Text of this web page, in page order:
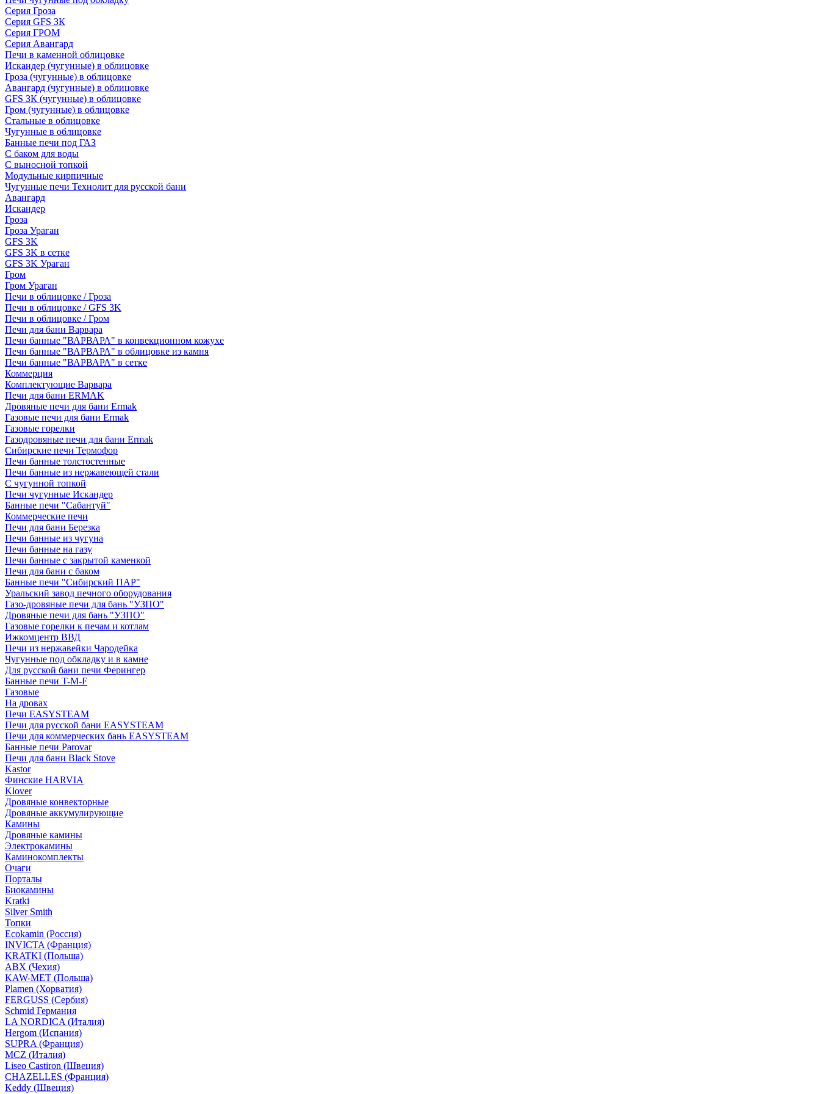
Серия Гроза
Серия GFS ЗК
Серия ГРОМ
Серия Авангард
Печи в каменной облицовке
Искандер (чугунные) в облицовке
Гроза (чугунные) в облицовке
Авангард (чугунные) в облицовке
GFS ЗК (чугунные) в облицовке
Гром (чугунные) в облицовке
Стальные в облицовке
Чугунные в облицовке
Банные печи под ГАЗ
С баком для воды
С выносной топкой
Модульные кирпичные
Чугунные печи Технолит для русской бани
Авангард
Искандер
Гроза
Гроза Ураган
GFS 3K
GFS 3K в сетке
GFS 3K Ураган
Гром
Гром Ураган
Печи в облицовке / Гроза
Печи в облицовке / GFS 3K
Печи в облицовке / Гром
Печи для бани Варвара
Печи банные "ВАРВАРА" в конвекционном кожухе
Печи банные "ВАРВАРА" в облицовке из камня
Печи банные "ВАРВАРА" в сетке
Коммерция
Комплектующие Варвара
Печи для бани ERMAK
Дровяные печи для бани Ermak
Газовые печи для бани Ermak
Газовые горелки
Газодровяные печи для бани Ermak
Сибирские печи Термофор
Печи банные толстостенные
Печи банные из нержавеющей стали
С чугунной топкой
Печи чугунные Искандер
Банные печи "Сабантуй"
Коммерческие печи
Печи для бани Березка
Печи банные из чугуна
Печи банные на газу
Печи банные с закрытой каменкой
Печи для бани с баком
Банные печи "Сибирский ПАР"
Уральский завод печного оборудования
Газо-дровяные печи для бань "УЗПО"
Дровяные печи для бань "УЗПО"
Газовые горелки к печам и котлам
Ижкомцентр ВВД
Печи из нержавейки Чародейка
Чугунные под обкладку и в камне
Для русской бани печи Ферингер
Банные печи T-M-F
Газовые
На дровах
Печи EASYSTEAM
Печи для русской бани EASYSTEAM
Печи для коммерческих бань EASYSTEAM
Банные печи Parovar
Печи для бани Black Stove
Kastor
Финские HARVIA
Klover
Дровяные конвекторные
Дровяные аккумулирующие
Камины
Дровяные камины
Электрокамины
Каминокомплекты
Очаги
Порталы
Биокамины
Kratki
Silver Smith
Топки
Ecokamin (Россия)
INVICTA (Франция)
KRATKI (Польша)
ABX (Чехия)
KAW-MET (Польша)
Plamen (Хорватия)
FERGUSS (Сербия)
Schmid Германия
LA NORDICA (Италия)
Hergom (Испания)
SUPRA (Франция)
MCZ (Италия)
Liseo Castiron (Швеция)
CHAZELLES (Франция)
Keddy (Швеция)